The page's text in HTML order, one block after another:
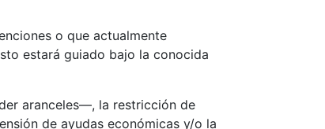
o que actualmente
estará guiado bajo la conocida
aranceles—, la restricción de
de ayudas económicas y/o la